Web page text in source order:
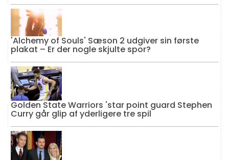
'Alchemy of Souls' Sæson 2 udgiver sin første
plakat – Er der nogle skjulte spor?
Golden State Warriors 'star point guard Stephen
Curry går glip af yderligere tre spil